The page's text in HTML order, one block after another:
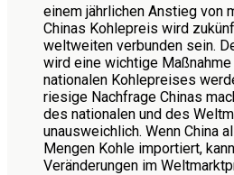
einem jährlichen Anstieg von
Chinas Kohlepreis wird
weltweiten verbunden sein.
wird eine wichtige
nationalen Kohlepreises
riesige Nachfrage Chinas
des nationalen und des
unausweichlich. Wenn China
Mengen Kohle importiert,
Veränderungen im